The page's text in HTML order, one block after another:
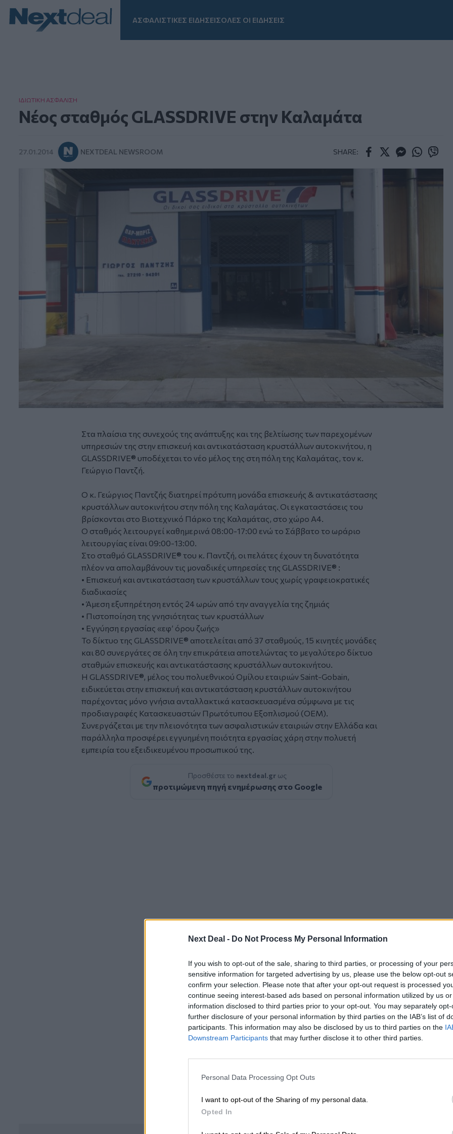
Next Deal - Do Not Process My Personal Information
If you wish to opt-out of the sale, sharing to third parties, or processing of your
sensitive information for targeted advertising by us, please use the below opt-out
confirm your selection. Please note that after your opt-out request is processed
continue seeing interest-based ads based on personal information utilized by us
information disclosed to third parties prior to your opt-out. You may separately
further disclosure of your personal information by third parties on the IAB’s list of
participants. This information may also be disclosed by us to third parties on the
Downstream Participants that may further disclose it to other third parties.
Personal Data Processing Opt Outs
I want to opt-out of the Sharing of my personal data.
Opted In
ΑΣΦΑΛΙΣΤΙΚΕΣ ΕΙΔΗΣΕΙΣΟΛΕΣ ΟΙ ΕΙΔΗΣΕΙΣ
ΙΔΙΩΤΙΚΗ ΑΣΦAΛΙΣΗ
Νέος σταθμός GLASSDRIVE στην Καλαμάτα
27.01.2014 NEXTDEAL NEWSROOM SHARE:
Στα πλαίσια της συνεχούς της ανάπτυξης και της βελτίωσης των παρεχομένων
υπηρεσιών της στην επισκευή και αντικατάσταση κρυστάλλων αυτοκινήτου, η
GLASSDRIVE® υποδέχεται το νέο μέλος της στη πόλη της Καλαμάτας, τον κ.
Γεώργιο Παντζή.
Ο κ. Γεώργιος Παντζής διατηρεί πρότυπη μονάδα επισκευής & αντικατάστασης
κρυστάλλων αυτοκινήτου στην πόλη της Καλαμάτας. Οι εγκαταστάσεις του
βρίσκονται στο Βιοτεχνικό Πάρκο της Καλαμάτας, στο χώρο Α4.
Ο σταθμός λειτουργεί καθημερινά 08:00-17:00 ενώ το Σάββατο το ωράριο
λειτουργίας είναι 09:00-13:00.
Στο σταθμό GLASSDRIVE® του κ. Παντζή, οι πελάτες έχουν τη δυνατότητα
πλέον να απολαμβάνουν τις μοναδικές υπηρεσίες της GLASSDRIVE® :
• Επισκευή και αντικατάσταση των κρυστάλλων τους χωρίς γραφειοκρατικές
διαδικασίες
• Άμεση εξυπηρέτηση εντός 24 ωρών από την αναγγελία της ζημιάς
• Πιστοποίηση της γνησιότητας των κρυστάλλων
• Εγγύηση εργασίας «εφ’ όρου ζωής»
Το δίκτυο της GLASSDRIVE® αποτελείται από 37 σταθμούς, 15 κινητές μονάδες
και 80 συνεργάτες σε όλη την επικράτεια αποτελώντας το μεγαλύτερο δίκτυο
σταθμών επισκευής και αντικατάστασης κρυστάλλων αυτοκινήτου.
Η GLASSDRIVE®, μέλος του πολυεθνικού Ομίλου εταιριών Saint-Gobain,
ειδικεύεται στην επισκευή και αντικατάσταση κρυστάλλων αυτοκινήτου
παρέχοντας μόνο γνήσια ανταλλακτικά κατασκευασμένα σύμφωνα με τις
προδιαγραφές Κατασκευαστών Πρωτότυπου Εξοπλισμού (OEM).
Συνεργάζεται με την πλειονότητα των ασφαλιστικών εταιριών στην Ελλάδα και
παράλληλα προσφέρει εγγυημένη ποιότητα εργασίας χάρη στην πολυετή
εμπειρία του εξειδικευμένου προσωπικού της.
Προσθέστε το nextdeal.grως
προτιμώμενη πηγή ενημέρωσης στο Google